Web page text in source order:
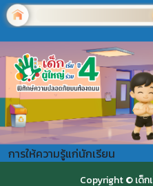
การให้ความรู้แก่นักเรียน
Copyright © เด็